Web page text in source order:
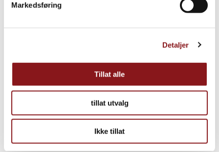
Markedsføring
Detaljer
Tillat alle
tillat utvalg
Ikke tillat